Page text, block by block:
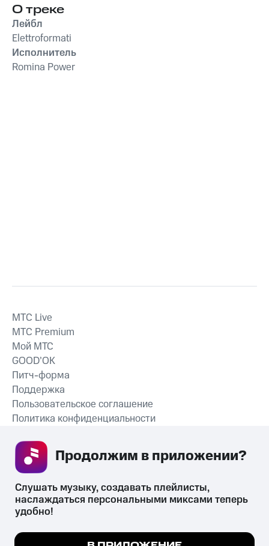
О треке
Лейбл
Elettroformati
Исполнитель
Romina Power
СКАЧАТЬ ПРИЛОЖЕНИЕ
MTС Live
MTС Premium
Мой МТС
GOOD’OK
Питч-форма
Поддержка
Пользовательское соглашение
Политика конфиденциальности
психотропных веществ, их аналогов причиняет вред здоровью,
Мы используем куки, чтобы на сайте все
Слушать музыку, создавать плейлисты,
наслаждаться персональными миксами теперь
удобно!